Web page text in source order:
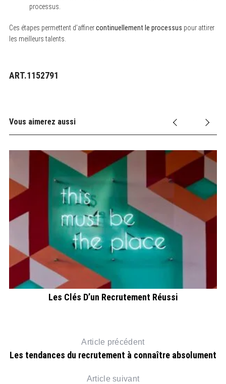
processus.
Ces étapes permettent d’affinercontinuellement le processus pour attirer
les meilleurs talents.
ART.1152791
Vous aimerez aussi
Les Clés D’un Recrutement Réussi
Article précédent
Les tendances du recrutement à connaître absolument
Article suivant